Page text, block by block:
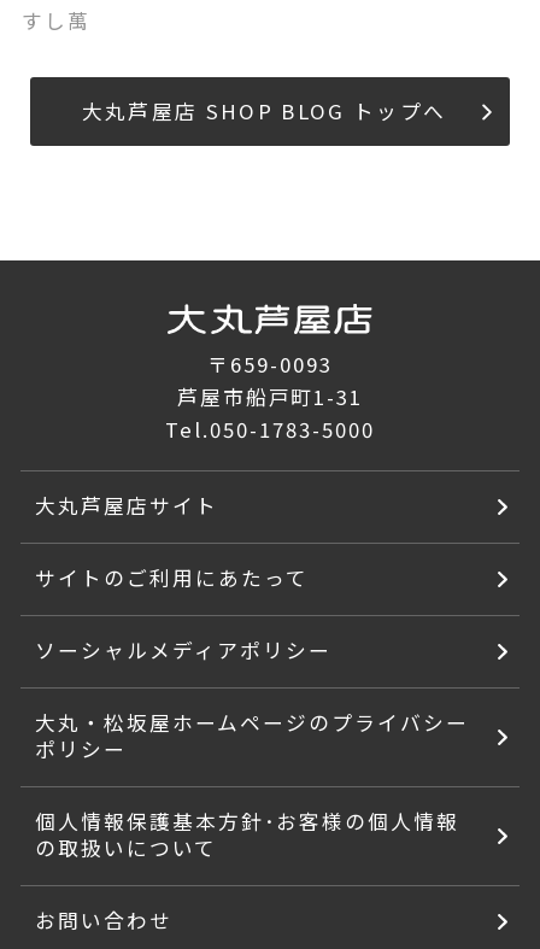
すし萬
大丸芦屋店 SHOP BLOG トップへ
〒659-0093
芦屋市船戸町1-31
Tel.050-1783-5000
大丸芦屋店サイト
サイトのご利用にあたって
ソーシャルメディアポリシー
大丸・松坂屋ホームページのプライバシー
ポリシー
個人情報保護基本方針･お客様の個人情報
の取扱いについて
お問い合わせ